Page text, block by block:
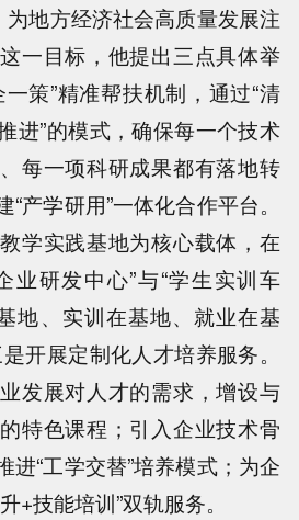
为地方经济社会高质量发展注
一目标，他提出三点具体举
策”精准帮扶机制，通过“清
进”的模式，确保每一个技术
每一项科研成果都有落地转
产学研用”一体化合作平台。
学实践基地为核心载体，在
业研发中心”与“学生实训车
地、实训在基地、就业在基
开展定制化人才培养服务。
发展对人才的需求，增设与
特色课程；引入企业技术骨
进“工学交替”培养模式；为企
+技能培训”双轨服务。